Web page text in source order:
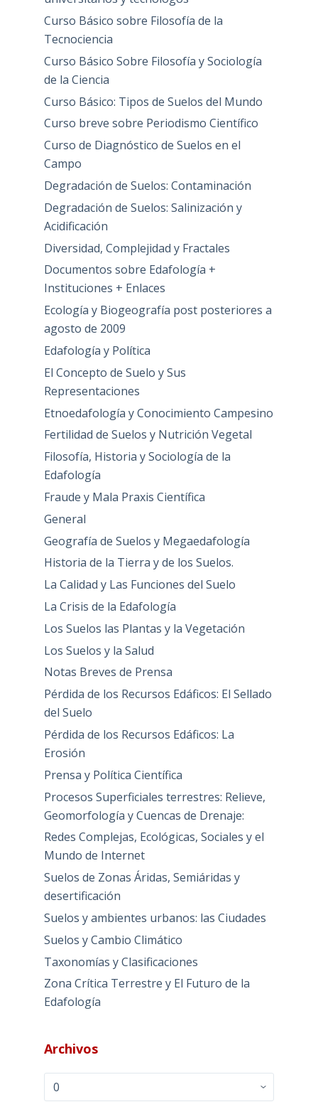
Curso Básico sobre Filosofía de la
Tecnociencia
Curso Básico Sobre Filosofía y Sociología
de la Ciencia
Curso Básico: Tipos de Suelos del Mundo
Curso breve sobre Periodismo Científico
Curso de Diagnóstico de Suelos en el
Campo
Degradación de Suelos: Contaminación
Degradación de Suelos: Salinización y
Acidificación
Diversidad, Complejidad y Fractales
Documentos sobre Edafología +
Instituciones + Enlaces
Ecología y Biogeografía post posteriores a
agosto de 2009
Edafología y Política
El Concepto de Suelo y Sus
Representaciones
Etnoedafología y Conocimiento Campesino
Fertilidad de Suelos y Nutrición Vegetal
Filosofía, Historia y Sociología de la
Edafología
Fraude y Mala Praxis Científica
General
Geografía de Suelos y Megaedafología
Historia de la Tierra y de los Suelos.
La Calidad y Las Funciones del Suelo
La Crisis de la Edafología
Los Suelos las Plantas y la Vegetación
Los Suelos y la Salud
Notas Breves de Prensa
Pérdida de los Recursos Edáficos: El Sellado
del Suelo
Pérdida de los Recursos Edáficos: La
Erosión
Prensa y Política Científica
Procesos Superficiales terrestres: Relieve,
Geomorfología y Cuencas de Drenaje:
Redes Complejas, Ecológicas, Sociales y el
Mundo de Internet
Suelos de Zonas Áridas, Semiáridas y
desertificación
Suelos y ambientes urbanos: las Ciudades
Suelos y Cambio Climático
Taxonomías y Clasificaciones
Zona Crítica Terrestre y El Futuro de la
Edafología
Archivos
Archivos